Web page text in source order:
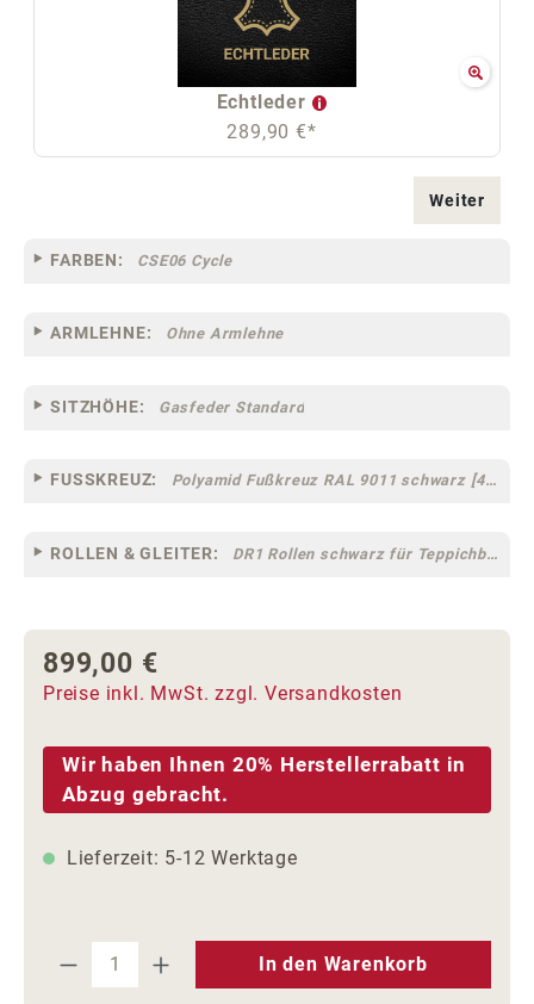
Echtleder
289,90 €*
Weiter
FARBEN: CSE06 Cycle
ARMLEHNE: Ohne Armlehne
SITZHÖHE: Gasfeder Standard
FUSSKREUZ: Polyamid Fußkreuz RAL 9011 schwarz [44]
ROLLEN & GLEITER: DR1 Rollen schwarz für Teppichböden [10]
Regulärer Preis:
899,00 €
Preise inkl. MwSt. zzgl. Versandkosten
Wir haben Ihnen 20% Herstellerrabatt in
Abzug gebracht.
Lieferzeit: 5-12 Werktage
Produkt Anzahl: Gib den
In den Warenkorb